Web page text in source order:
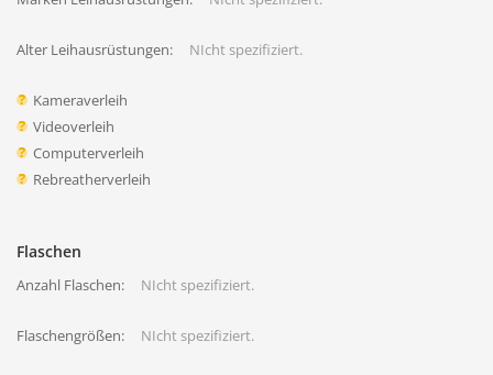
Alter Leihausrüstungen: NIcht spezifiziert.
Kameraverleih
Videoverleih
Computerverleih
Rebreatherverleih
Flaschen
Anzahl Flaschen: NIcht spezifiziert.
Flaschengrößen: NIcht spezifiziert.